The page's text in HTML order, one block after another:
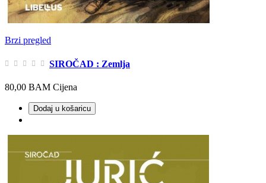
Brzi pregled
SIROČAD : Zemlja
80,00 BAM Cijena
Dodaj u košaricu